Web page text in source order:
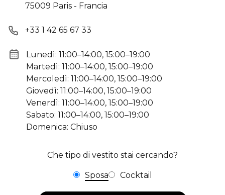
75009 Paris - Francia
+33 1 42 65 67 33
Lunedì: 11:00–14:00, 15:00–19:00
Martedì: 11:00–14:00, 15:00–19:00
Mercoledì: 11:00–14:00, 15:00–19:00
Giovedì: 11:00–14:00, 15:00–19:00
Venerdì: 11:00–14:00, 15:00–19:00
Sabato: 11:00–14:00, 15:00–19:00
Domenica: Chiuso
Che tipo di vestito stai cercando?
Sposa Cocktail